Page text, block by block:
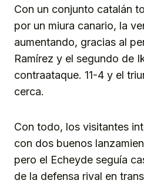
Con un conjunto catalán
por un miura canario, la
aumentando, gracias al
Ramírez y el segundo de
contraataque. 11-4 y el
cerca.
Con todo, los visitantes
con dos buenos
pero el Echeyde seguía
de la defensa rival en